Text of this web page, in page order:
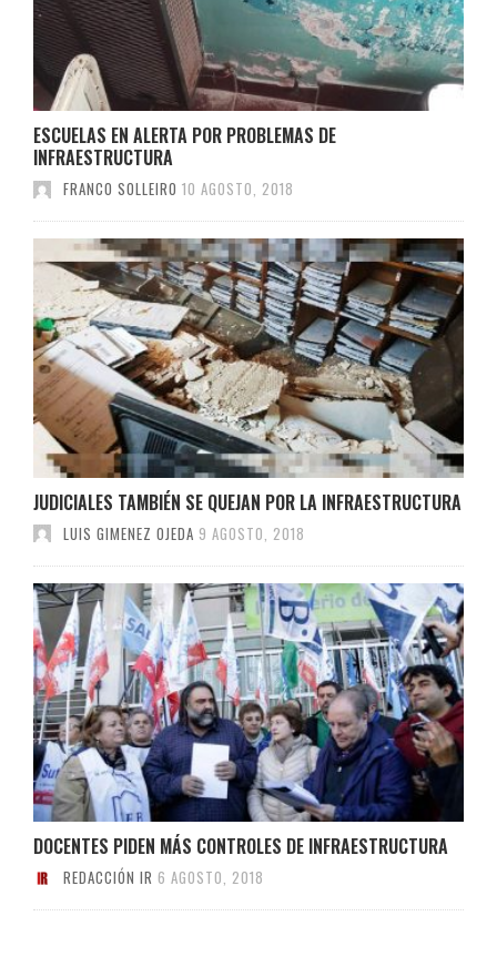
ESCUELAS EN ALERTA POR PROBLEMAS DE
INFRAESTRUCTURA
FRANCO SOLLEIRO 10 AGOSTO, 2018
JUDICIALES TAMBIÉN SE QUEJAN POR LA INFRAESTRUCTURA
LUIS GIMENEZ OJEDA 9 AGOSTO, 2018
DOCENTES PIDEN MÁS CONTROLES DE INFRAESTRUCTURA
REDACCIÓN IR 6 AGOSTO, 2018